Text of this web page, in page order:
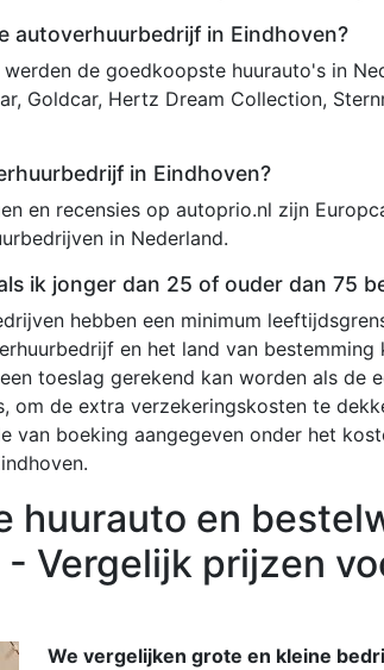
autoverhuurbedrijf in Eindhoven?
de goedkoopste huurauto's in
Goldcar, Hertz Dream Collection,
in Eindhoven?
en recensies op autoprio.nl zijn
in Nederland.
ik jonger dan 25 of ouder dan 75
hebben een minimum
en het land van bestemming
toeslag gerekend kan worden als de
om de extra verzekeringskosten te
van boeking aangegeven onder het
huurauto en
- Vergelijk prijzen
We vergelijken grote en kleine